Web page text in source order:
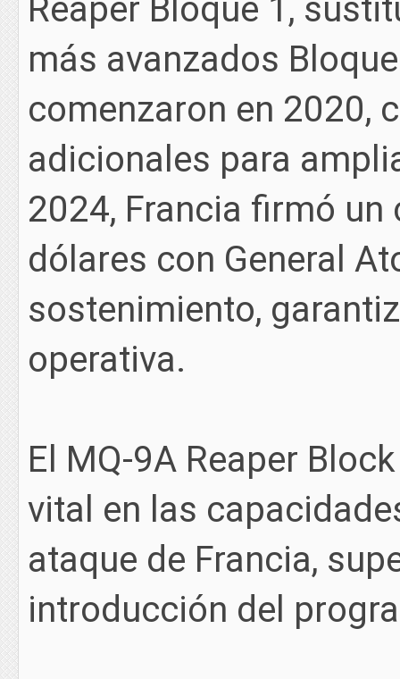
Reaper Bloque 1,
más avanzados
comenzaron en 2020,
adicionales para
2024, Francia firmó
dólares con General
sostenimiento,
operativa.
El MQ-9A Reaper
vital en las
ataque de Francia,
introducción del